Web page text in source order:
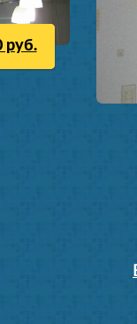
руб.